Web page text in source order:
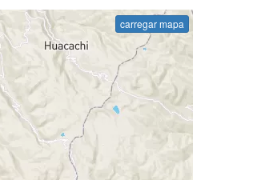
carregar mapa